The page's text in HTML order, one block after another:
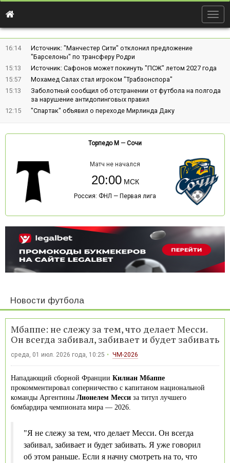
16:14
Источник: "Манчестер Сити" отклонил предложение
"Барселоны" по трансферу Родри
15:13
Источник: Сафонов может покинуть "ПСЖ" летом 2027 года
15:57
Мохамед Салах стал игроком "Трабзонспора"
15:13
Заболотный сообщил об отстранении от футбола на полгода
за нарушение антидопинговых правил
12:15
"Спартак" объявил о переходе Мирлинда Даку
Торпедо М — Сочи
Матч не начался
20:00
Россия: ФНЛ — Первая лига
Новости футбола
Мбаппе: не слежу за тем, что делает Месси.
Он всегда забивал, забивает и будет забивать
среда, 01 июл. 2026 года, 10:25 ЧМ-2026
Нападающий сборной Франции Килиан Мбаппе
прокомментировал соперничество с капитаном национальной
команды Аргентины Лионелем Месси за титул лучшего
бомбардира чемпионата мира — 2026.
"Я не слежу за тем, что делает Месси. Он всегда
забивал, забивает и будет забивать. Я уже говорил
об этом раньше. Если я начну смотреть на то, что